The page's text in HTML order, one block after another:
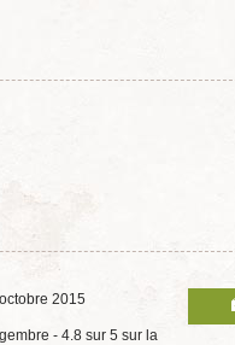
2015
-4.8 sur5 sur la